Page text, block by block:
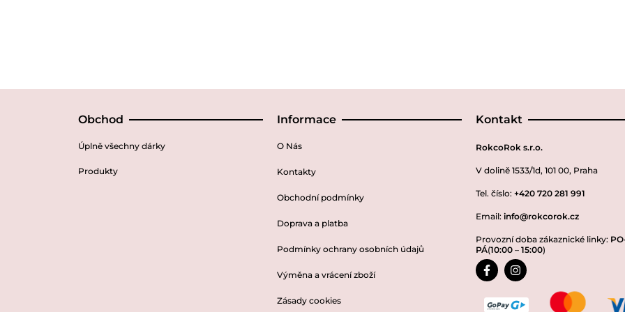
Obchod
Úplně všechny dárky
Produkty
Informace
O Nás
Kontakty
Obchodní podmínky
Doprava a platba
Podmínky ochrany osobních údajů
Výměna a vrácení zboží
Zásady cookies
Kontakt
RokcoRok s.r.o.
V dolině 1533/1d, 101 00, Praha
Tel. číslo: +420 720 281 991
Email: info@rokcorok.cz
Provozní doba zákaznické linky:
PÁ(10:00 – 15:00)